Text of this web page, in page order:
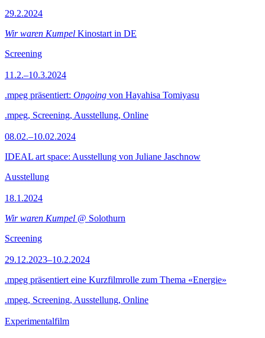
29.2.2024
Wir waren Kumpel Kinostart in DE
Screening
11.2.–10.3.2024
.mpeg präsentiert: Ongoing von Hayahisa Tomiyasu
.mpeg, Screening, Ausstellung, Online
08.02.–10.02.2024
IDEAL art space: Ausstellung von Juliane Jaschnow
Ausstellung
18.1.2024
Wir waren Kumpel @ Solothurn
Screening
29.12.2023–10.2.2024
.mpeg präsentiert eine Kurzfilmrolle zum Thema «Energie»
.mpeg, Screening, Ausstellung, Online
Experimentalfilm